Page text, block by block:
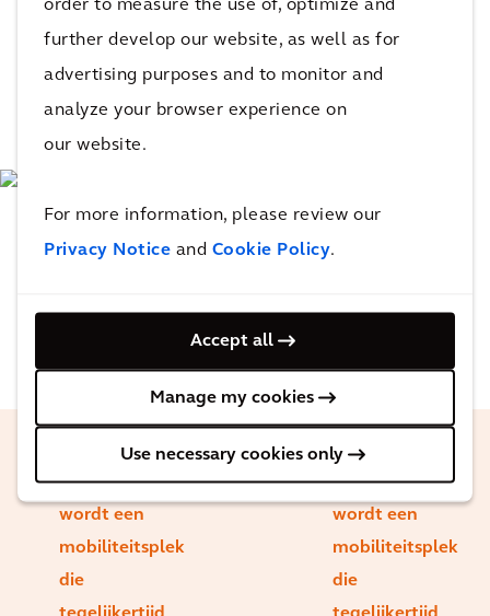
order to measure the use of, optimize and
further develop our website, as well as for
advertising purposes and to monitor and
analyze your browser experience on
our website.
For more information, please review our
Privacy Notice and Cookie Policy.
Accept all
Manage my cookies
Use necessary cookies only
Een station
wordt een
mobiliteitsplek
die
Een station
wordt een
mobiliteitsplek
die